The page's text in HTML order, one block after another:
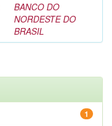
BANCO DO
NORDESTE DO
BRASIL
1